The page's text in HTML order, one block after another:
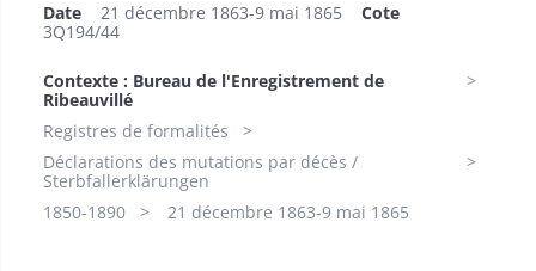
Date 21 décembre 1863-9 mai 1865
Cote
3Q194/44
Contexte : Bureau de l'Enregistrement de
Ribeauvillé
Registres de formalités
Déclarations des mutations par décès /
Sterbfallerklärungen
1850-1890
21 décembre 1863-9 mai 1865